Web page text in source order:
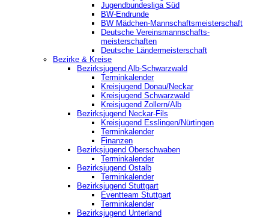
Jugendbundesliga Süd
BW-Endrunde
BW Mädchen-Mannschaftsmeisterschaft
Deutsche Vereinsmannschafts-
meisterschaften
Deutsche Ländermeisterschaft
Bezirke & Kreise
Bezirksjugend Alb-Schwarzwald
Terminkalender
Kreisjugend Donau/Neckar
Kreisjugend Schwarzwald
Kreisjugend Zollern/Alb
Bezirksjugend Neckar-Fils
Kreisjugend ‎Esslingen/Nürtingen
Terminkalender
Finanzen
Bezirksjugend Oberschwaben
Terminkalender
Bezirksjugend Ostalb
Terminkalender
Bezirksjugend Stuttgart
‎Eventteam Stuttgart
Terminkalender
Bezirksjugend Unterland